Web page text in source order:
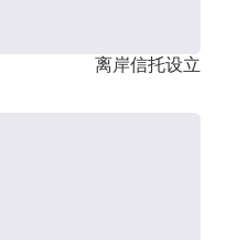
离岸信托设立